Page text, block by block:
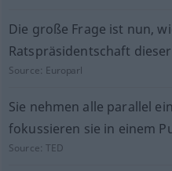
Die große Frage ist nun,
Ratspräsidentschaft
Source: Europarl
Sie nehmen alle parallel
fokussieren sie in einem
Source:TED